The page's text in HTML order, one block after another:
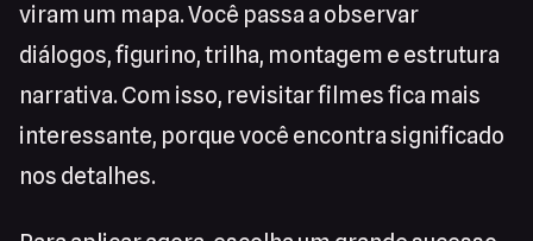
viram um mapa. Você passa a observar
diálogos, figurino, trilha, montagem e estrutura
narrativa. Com isso, revisitar filmes fica mais
interessante, porque você encontra significado
nos detalhes.